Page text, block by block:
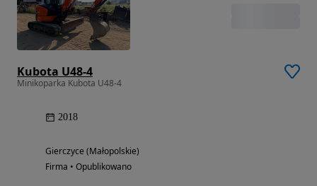
Kubota U48-4
Minikoparka Kubota U48-4
2018
Gierczyce (Małopolskie)
Firma • Opublikowano